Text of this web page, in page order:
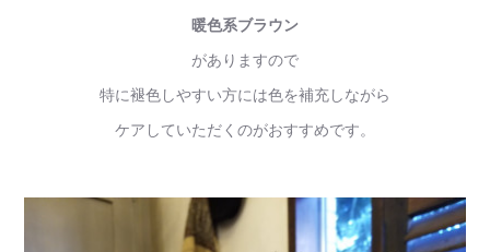
暖色系ブラウン
がありますので
特に褪色しやすい方には色を補充しながら
ケアしていただくのがおすすめです。